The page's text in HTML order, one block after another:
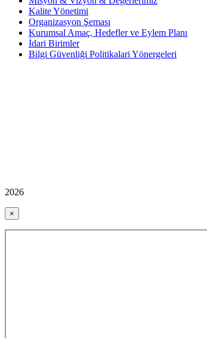
Kalite Yönetimi
Organizasyon Şeması
Kurumsal Amaç, Hedefler ve Eylem Planı
İdari Birimler
Bilgi Güvenliği Politikalari Yönergeleri
2026
×